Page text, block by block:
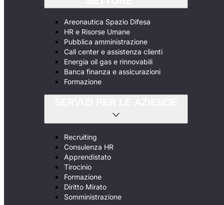
Areonautica Spazio Difesa
HR e Risorse Umane
Pubblica amministrazione
Call center e assistenza clienti
Energia oil gas e rinnovabili
Banca finanza e assicurazioni
Formazione
Recruiting
Consulenza HR
Apprendistato
Tirocinio
Formazione
Diritto Mirato
Somministrazione